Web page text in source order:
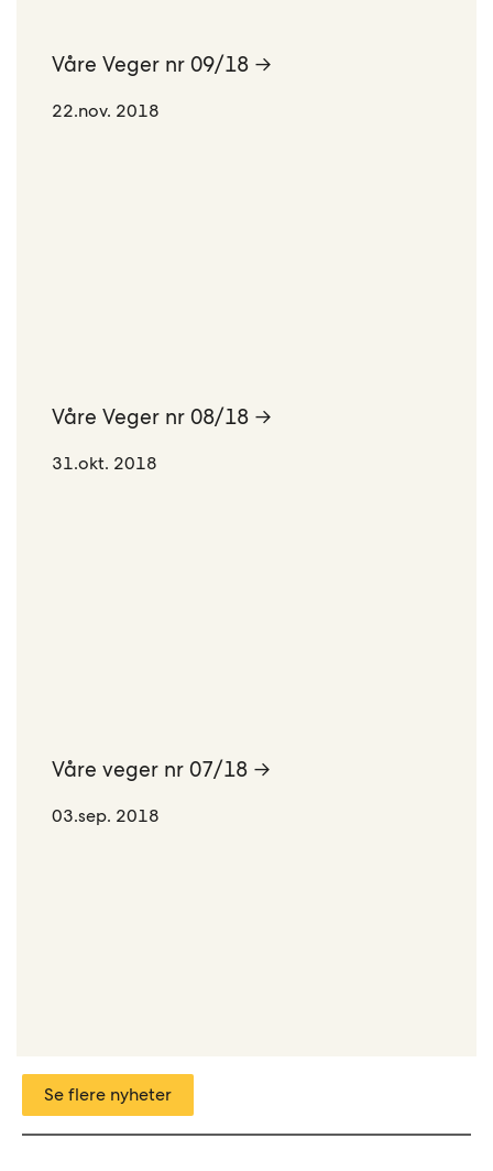
Våre Veger nr 09/18 →
22.nov. 2018
Våre Veger nr 08/18 →
31.okt. 2018
Våre veger nr 07/18 →
03.sep. 2018
Se flere nyheter